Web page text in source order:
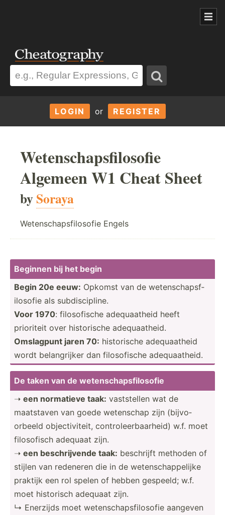
LOGIN or REGISTER
Wetenschapsfilosofie
Algemeen W1 Cheat Sheet
bySoraya
Wetenschapsfilosofie Engels
Beginnen bij het begin
Begin 20e eeuw: Opkomst van de wetens­cha­psf­
ilo­sofie als subdis­cip­line.
Voor 1970: filoso­fische adequa­atheid heeft
prioriteit over histor­ische adequa­atheid.
Omslagpunt jaren 70: histor­ische adequa­atheid
wordt belang­rijker dan filoso­fische adequa­atheid.
De taken van de wetens­cha­psf­ilo­sofie
➝ een normatieve taak: vastst­ellen wat de
maatstaven van goede wetenschap zijn (bijvo­
orbeeld object­ivi­teit, contro­lee­rba­arheid) w.f. moet
filoso­fisch adequaat zijn.
➝ een beschr­ijvende taak: beschrijft methoden of
stijlen van redeneren die in de wetens­cha­ppe­lijke
praktijk een rol spelen of hebben gespeeld; w.f.
moet historisch adequaat zijn.
↳ Enerzijds moet wetens­cha­psf­ilo­sofie aangeven